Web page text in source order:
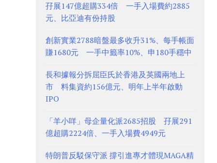
孖展147億超購334倍 一手入場費約2885
元、比亞迪有份持股
創新實業2788暗盤最多收升31%、每手帳面
賺1680元 一手中籤率10%、申180手穩中
長和據報分拆屈臣氏於香港及英國兩地上
市 料集資約156億元、明年上半年啟動
IPO
「羊小咩」母企量化派2685招股 孖展291
億超購2224倍、一手入場費4949元
特朗普反駁保守派 撐引進專才體現MAGA精